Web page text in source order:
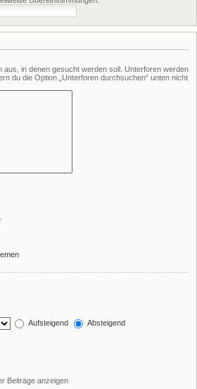
aus, in denen gesucht werden soll. Unterforen werden
du die Option „Unterforen durchsuchen“ unten nicht
Aufsteigend
Absteigend
Beiträge anzeigen